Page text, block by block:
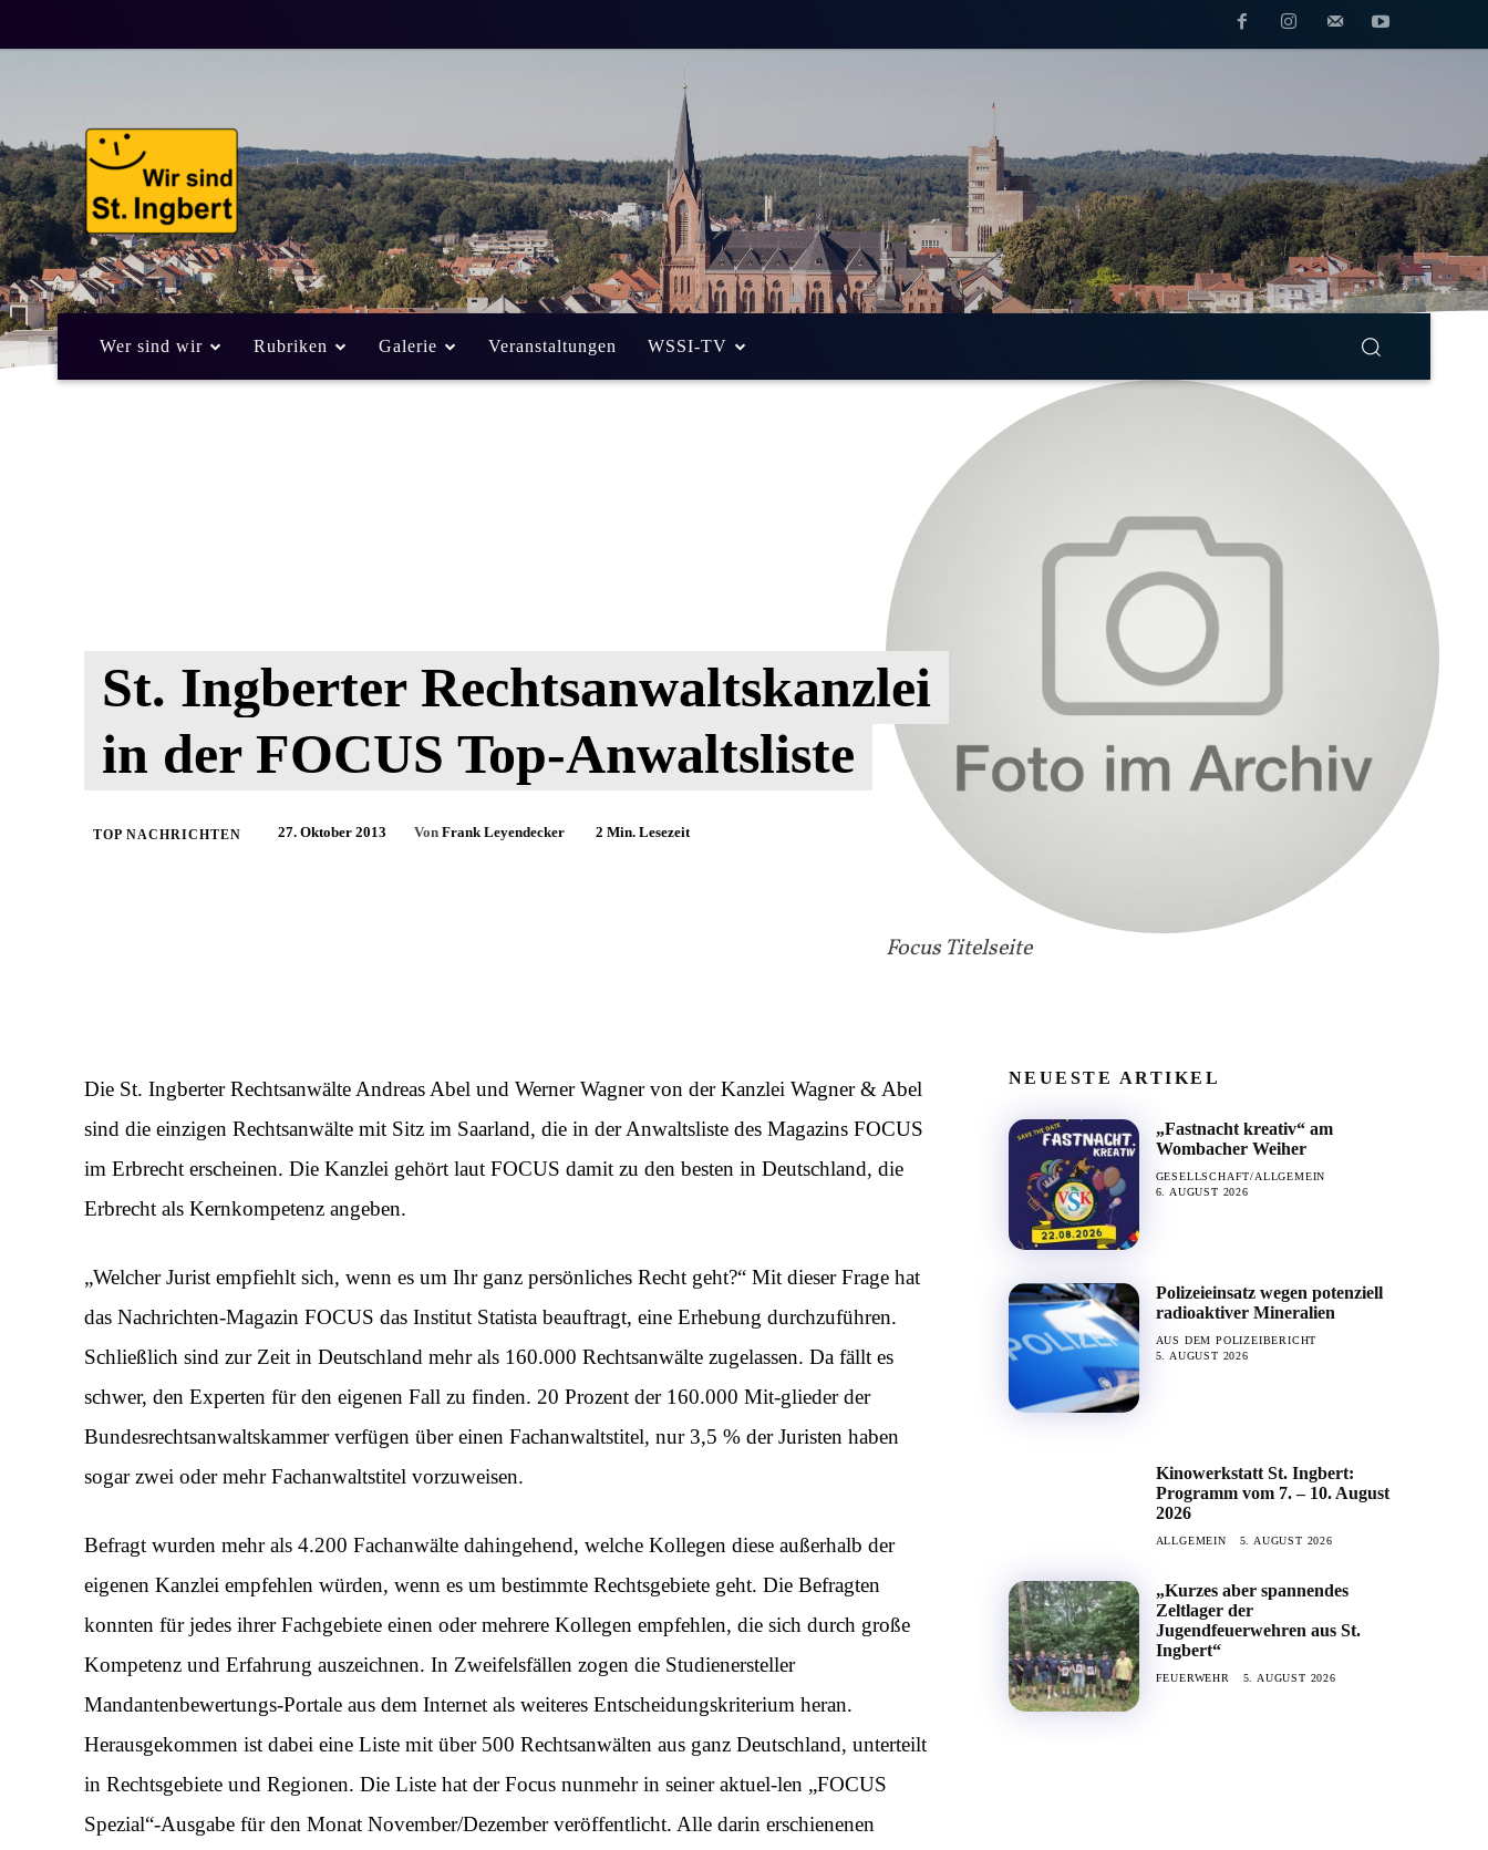
Wer sind wir Rubriken Galerie Veranstaltungen WSSI-TV
Focus Titelseite
St. Ingberter Rechtsanwaltskanzlei
in der FOCUS Top-Anwaltsliste
TOP NACHRICHTEN 27. Oktober 2013 Von Frank Leyendecker 2 Min. Lesezeit
Die St. Ingberter Rechtsanwälte Andreas Abel und Werner Wagner von der Kanzlei Wagner & Abel
sind die einzigen Rechtsanwälte mit Sitz im Saarland, die in der Anwaltsliste des Magazins FOCUS
im Erbrecht erscheinen. Die Kanzlei gehört laut FOCUS damit zu den besten in Deutschland, die
Erbrecht als Kernkompetenz angeben.
„Welcher Jurist empfiehlt sich, wenn es um Ihr ganz persönliches Recht geht?“ Mit dieser Frage hat
das Nachrichten-Magazin FOCUS das Institut Statista beauftragt, eine Erhebung durchzuführen.
Schließlich sind zur Zeit in Deutschland mehr als 160.000 Rechtsanwälte zugelassen. Da fällt es
schwer, den Experten für den eigenen Fall zu finden. 20 Prozent der 160.000 Mit-glieder der
Bundesrechtsanwaltskammer verfügen über einen Fachanwaltstitel, nur 3,5 % der Juristen haben
sogar zwei oder mehr Fachanwaltstitel vorzuweisen.
Befragt wurden mehr als 4.200 Fachanwälte dahingehend, welche Kollegen diese außerhalb der
eigenen Kanzlei empfehlen würden, wenn es um bestimmte Rechtsgebiete geht. Die Befragten
konnten für jedes ihrer Fachgebiete einen oder mehrere Kollegen empfehlen, die sich durch große
Kompetenz und Erfahrung auszeichnen. In Zweifelsfällen zogen die Studienersteller
Mandantenbewertungs-Portale aus dem Internet als weiteres Entscheidungskriterium heran.
Herausgekommen ist dabei eine Liste mit über 500 Rechtsanwälten aus ganz Deutschland, unterteilt
in Rechtsgebiete und Regionen. Die Liste hat der Focus nunmehr in seiner aktuel-len „FOCUS
Spezial“-Ausgabe für den Monat November/Dezember veröffentlicht. Alle darin erschienenen
NEUESTE ARTIKEL
„Fastnacht kreativ“ am
Wombacher Weiher
GESELLSCHAFT/ALLGEMEIN
6. AUGUST 2026
Polizeieinsatz wegen potenziell
radioaktiver Mineralien
AUS DEM POLIZEIBERICHT
5. AUGUST 2026
Kinowerkstatt St. Ingbert:
Programm vom 7. – 10. August
2026
ALLGEMEIN 5. AUGUST 2026
„Kurzes aber spannendes
Zeltlager der
Jugendfeuerwehren aus St.
Ingbert“
FEUERWEHR 5. AUGUST 2026